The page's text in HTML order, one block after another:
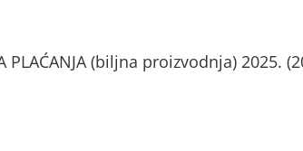
PLAĆANJA (biljna proizvodnja) 2025.